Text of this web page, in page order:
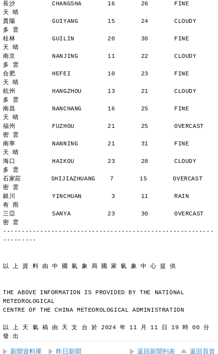
長沙          CHANGSHA       16       26       FINE
天 晴
貴陽          GUIYANG        15       24       CLOUDY
多 雲
桂林          GUILIN         20       30       FINE
天 晴
南京          NANJING        11       22       CLOUDY
多 雲
合肥          HEFEI          10       23       FINE
天 晴
杭州          HANGZHOU       13       21       CLOUDY
多 雲
南昌          NANCHANG       16       25       FINE
天 晴
福州          FUZHOU         21       25       OVERCAST
密 雲
南寧          NANNING        21       31       FINE
天 晴
海口          HAIKOU         23       28       CLOUDY
多 雲
石家莊        SHIJIAZHUANG    7       15       OVERCAST
密 雲
銀川          YINCHUAN        3       11       RAIN
有 雨
三亞          SANYA          23       30       OVERCAST
密 雲
---------------------------------------------------------
---------
以 上 資 料 由 中 國 氣 象 局 國 家 氣 象 中 心 提 供
THE ABOVE INFORMATION IS PROVIDED BY THE NATIONAL
METEOROLOGICAL
CENTRE OF THE CHINA METEOROLOGICAL ADMINISTRATION
以 上 天 氣 稿 由 天 文 台 於 2024 年 11 月 11 日 19 時 00 分
發 出
新聞資料庫 昨日新聞 返回新聞列表 返回頁首